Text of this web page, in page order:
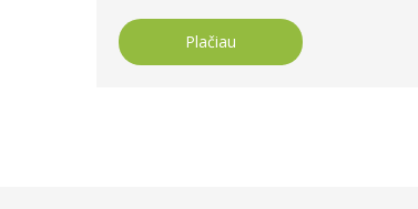
Plačiau